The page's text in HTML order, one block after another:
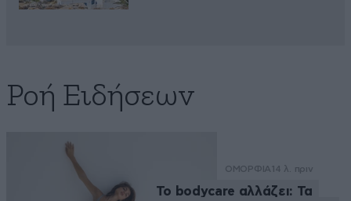
Ροή Ειδήσεων
ΟΜΟΡΦΙΑ 14 λ. πριν
Το bodycare αλλάζει: Τα